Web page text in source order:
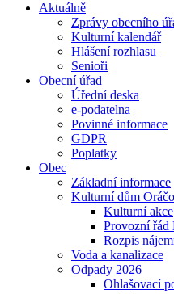
Aktuálně
Zprávy obecního
Kulturní kalendář
Hlášení rozhlasu
Senioři
Obecní úřad
Úřední deska
e-podatelna
Povinné informace
GDPR
Poplatky
Obec
Základní informace
Kulturní dům
Kulturní akce
Provozní řád
Rozpis
Voda a kanalizace
Odpady 2026
Ohlašovací